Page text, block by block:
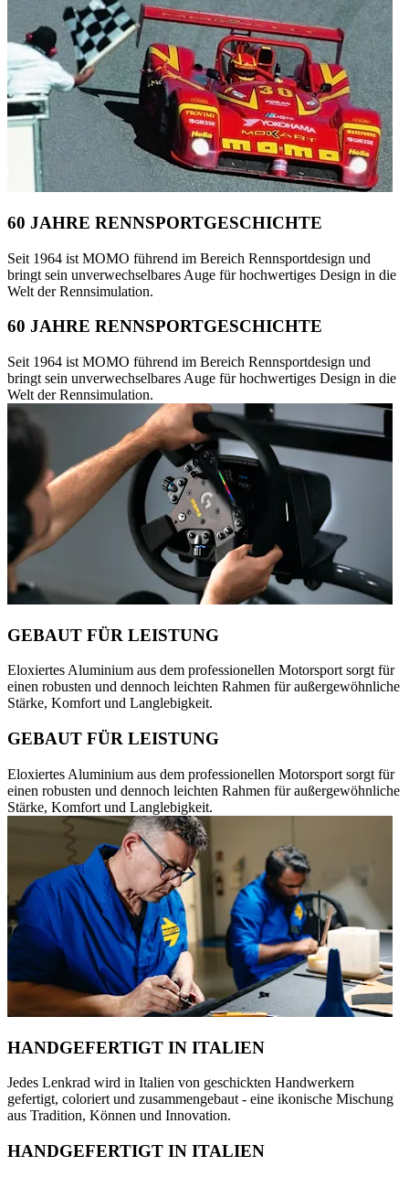
60 JAHRE RENNSPORTGESCHICHTE
Seit 1964 ist MOMO führend im Bereich Rennsportdesign und
bringt sein unverwechselbares Auge für hochwertiges Design in die
Welt der Rennsimulation.
60 JAHRE RENNSPORTGESCHICHTE
Seit 1964 ist MOMO führend im Bereich Rennsportdesign und
bringt sein unverwechselbares Auge für hochwertiges Design in die
Welt der Rennsimulation.
GEBAUT FÜR LEISTUNG
Eloxiertes Aluminium aus dem professionellen Motorsport sorgt für
einen robusten und dennoch leichten Rahmen für außergewöhnliche
Stärke, Komfort und Langlebigkeit.
GEBAUT FÜR LEISTUNG
Eloxiertes Aluminium aus dem professionellen Motorsport sorgt für
einen robusten und dennoch leichten Rahmen für außergewöhnliche
Stärke, Komfort und Langlebigkeit.
HANDGEFERTIGT IN ITALIEN
Jedes Lenkrad wird in Italien von geschickten Handwerkern
gefertigt, coloriert und zusammengebaut - eine ikonische Mischung
aus Tradition, Können und Innovation.
HANDGEFERTIGT IN ITALIEN